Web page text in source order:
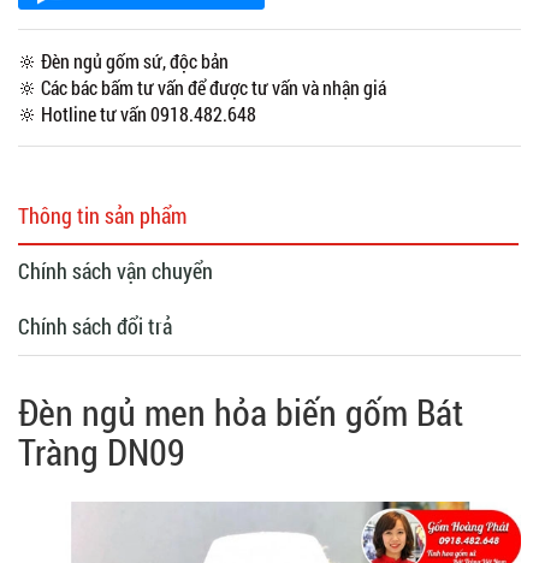
🔆 Đèn ngủ gốm sứ, độc bản
🔆 Các bác bấm tư vấn để được tư vấn và nhận giá
🔆 Hotline tư vấn 0918.482.648
Thông tin sản phẩm
Chính sách vận chuyển
Chính sách đổi trả
Đèn ngủ men hỏa biến gốm Bát
Tràng DN09